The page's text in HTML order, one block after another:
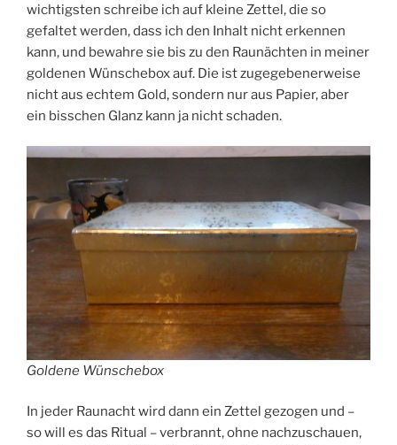
wichtigsten schreibe ich auf kleine Zettel, die so
gefaltet werden, dass ich den Inhalt nicht erkennen
kann, und bewahre sie bis zu den Raunächten in meiner
goldenen Wünschebox auf. Die ist zugegebenerweise
nicht aus echtem Gold, sondern nur aus Papier, aber
ein bisschen Glanz kann ja nicht schaden.
Goldene Wünschebox
In jeder Raunacht wird dann ein Zettel gezogen und –
so will es das Ritual – verbrannt, ohne nachzuschauen,